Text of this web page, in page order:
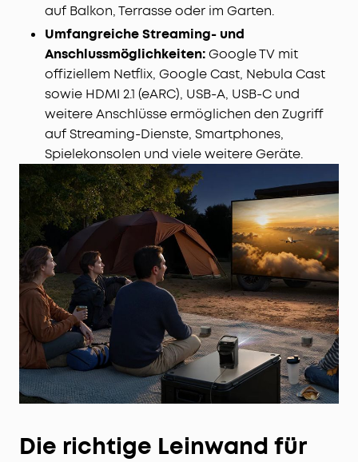
auf Balkon, Terrasse oder im Garten.
Umfangreiche Streaming- und
Anschlussmöglichkeiten:Google TV mit
offiziellem Netflix, Google Cast, Nebula Cast
sowie HDMI 2.1 (eARC), USB-A, USB-C und
weitere Anschlüsse ermöglichen den Zugriff
auf Streaming-Dienste, Smartphones,
Spielekonsolen und viele weitere Geräte.
Die richtige Leinwand für